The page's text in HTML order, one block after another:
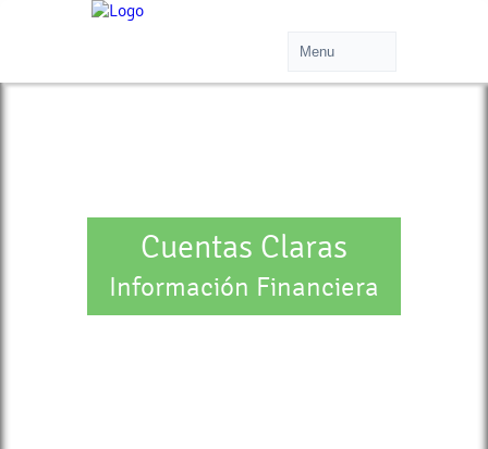
Cuentas Claras
Información Financiera